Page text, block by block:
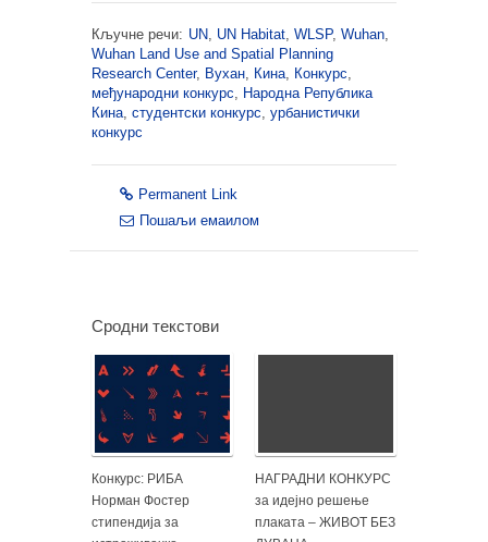
Кључне речи: UN, UN Habitat, WLSP, Wuhan,
Wuhan Land Use and Spatial Planning
Research Center, Вухан, Кина, Конкурс,
међународни конкурс, Народна Република
Кина, студентски конкурс, урбанистички
конкурс
Permanent Link
Пошаљи емаилом
Сродни текстови
Конкурс: РИБА
Норман Фостер
стипeндија за
НАГРАДНИ КОНКУРС
за идејно решење
плаката – ЖИВОТ БЕЗ